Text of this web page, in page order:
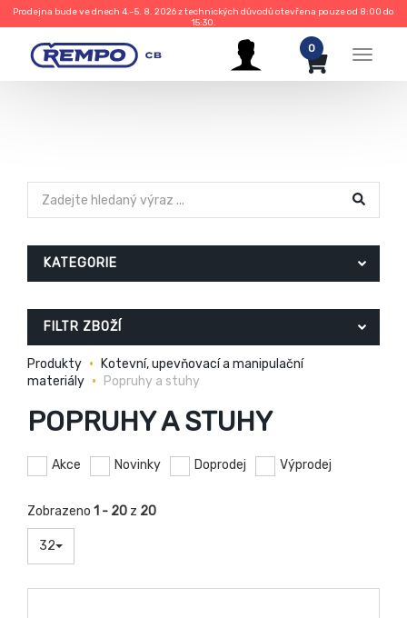
Prodejna bude ve dnech 4.–5. 8. 2026 z technických důvodů otevřena pouze od 8:00 do
15:30.
Menu
0
KATEGORIE
FILTR ZBOŽÍ
Produkty
Kotevní, upevňovací a manipulační
materiály
Popruhy a stuhy
POPRUHY A STUHY
Akce Novinky Doprodej Výprodej
Zobrazeno 1 - 20 z 20
32